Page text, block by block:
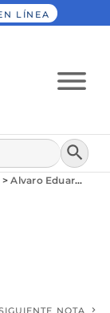
LÍNEA
Botón
>Alvaro Eduardo
NOTA